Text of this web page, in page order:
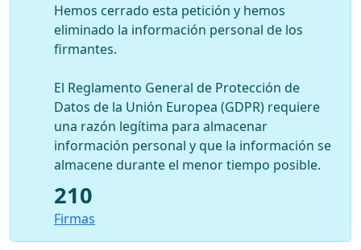
2. El compromiso de los Estados de aplicar
efectivamente la democracia ambiental, tal como es
definida por el principio 10 de la Declaración de Rio de
participación y al acceso a la justicia, sea ratificando los
instrumentos convencionales existentes en este tema,
sea creando nuevas convenciones regionales o
mundiales,
ratificar o adherirse a las convenciones de protección
del ambiente mundiales y regionales, ya estén o no en
vigor,
Hemos cerrado esta petición y hemos
eliminado la información personal de los
firmantes.
El Reglamento General de Protección de
Datos de la Unión Europea (GDPR) requiere
una razón legítima para almacenar
información personal y que la información se
almacene durante el menor tiempo posible.
210
Firmas